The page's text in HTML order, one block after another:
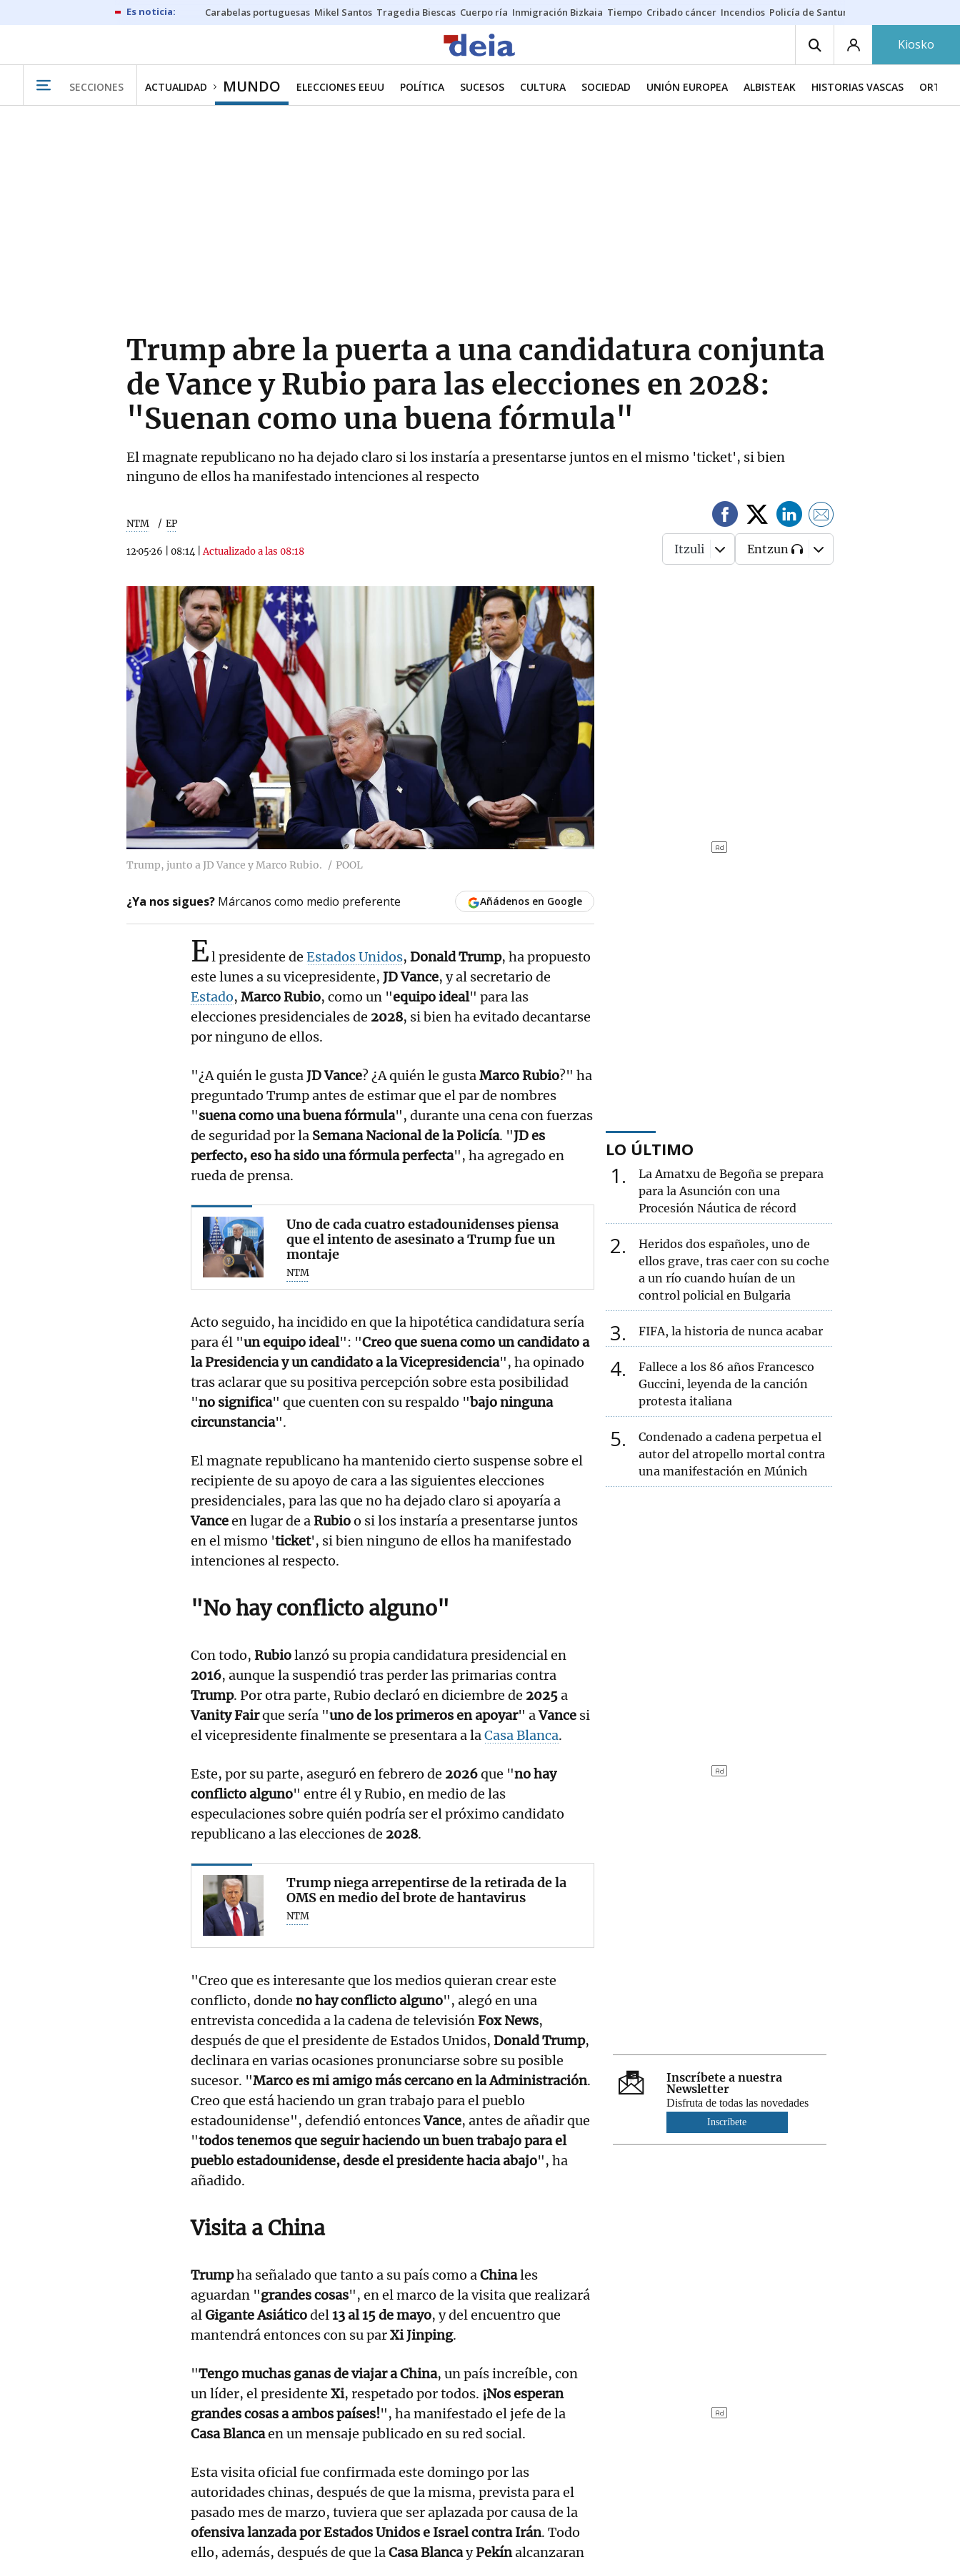
Carabelas portuguesas Mikel Santos Tragedia Biescas Cuerpo ría Inmigración Bizkaia Tiempo Cribado cáncer Incendios Policía de Santurtzi
Kiosko
SECCIONES ACTUALIDAD MUNDO ELECCIONES EEUU POLÍTICA SUCESOS CULTURA SOCIEDAD UNIÓN EUROPEA ALBISTEAK HISTORIAS VASCAS
Trump abre la puerta a una candidatura conjunta
de Vance y Rubio para las elecciones en 2028:
"Suenan como una buena fórmula"
El magnate republicano no ha dejado claro si los instaría a presentarse juntos en el mismo 'ticket', si bien
ninguno de ellos ha manifestado intenciones al respecto
NTM EP
12·05·26 08:14 |Actualizado a las 08:18 Itzuli Entzun
Trump, junto a JD Vance y Marco Rubio. POOL
¿Ya nos sigues? Márcanos como medio preferente Añádenos en Google
El presidente de Estados Unidos, Donald Trump, ha propuesto
este lunes a su vicepresidente, JD Vance, y al secretario de
Estado, Marco Rubio, como un "equipo ideal" para las
elecciones presidenciales de 2028, si bien ha evitado decantarse
por ninguno de ellos.
"¿A quién le gustaJD Vance? ¿A quién le gustaMarco Rubio?" ha
preguntado Trump antes de estimar que el par de nombres
"suena como una buena fórmula", durante una cena con fuerzas
de seguridad por la Semana Nacional de la Policía. "JD es
perfecto, eso ha sido una fórmula perfecta", ha agregado en
rueda de prensa.
Uno de cada cuatro estadounidenses piensa
que el intento de asesinato a Trump fue un
montaje
NTM
Acto seguido, ha incidido en que la hipotética candidatura sería
para él "un equipo ideal": "Creo que suena como un candidato a
la Presidencia y un candidato a la Vicepresidencia", ha opinado
tras aclarar que su positiva percepción sobre esta posibilidad
"no significa" que cuenten con su respaldo "bajo ninguna
circunstancia".
El magnate republicano ha mantenido cierto suspense sobre el
recipiente de su apoyo de cara a las siguientes elecciones
presidenciales, para las que no ha dejado claro si apoyaría a
Vanceen lugar de aRubioo si los instaría a presentarse juntos
en el mismo 'ticket', si bien ninguno de ellos ha manifestado
intenciones al respecto.
"No hay conflicto alguno"
Con todo, Rubiolanzó su propia candidatura presidencial en
2016, aunque la suspendió tras perder las primarias contra
Trump. Por otra parte, Rubio declaró en diciembre de 2025a
Vanity Fairque sería "uno de los primeros en apoyar" aVance si
el vicepresidente finalmente se presentara a laCasa Blanca.
Este, por su parte, aseguró en febrero de 2026que "no hay
conflicto alguno" entre él y Rubio, en medio de las
especulaciones sobre quién podría ser el próximo candidato
republicano a las elecciones de 2028.
Trump niega arrepentirse de la retirada de la
OMS en medio del brote de hantavirus
NTM
"Creo que es interesante que los medios quieran crear este
conflicto, donde no hay conflicto alguno", alegó en una
entrevista concedida a la cadena de televisiónFox News,
después de que el presidente de Estados Unidos, Donald Trump,
declinara en varias ocasiones pronunciarse sobre su posible
sucesor. "Marco es mi amigo más cercano en la Administración.
Creo que está haciendo un gran trabajo para el pueblo
estadounidense", defendió entoncesVance, antes de añadir que
"todos tenemos que seguir haciendo un buen trabajo para el
pueblo estadounidense, desde el presidente hacia abajo", ha
añadido.
Visita a China
Trumpha señalado que tanto a su país como aChinales
aguardan "grandes cosas", en el marco de la visita que realizará
alGigante Asiáticodel13 al 15 de mayo, y del encuentro que
mantendrá entonces con su parXi Jinping.
"Tengo muchas ganas de viajar a China, un país increíble, con
un líder, el presidente Xi, respetado por todos. ¡Nos esperan
grandes cosas a ambos países!", ha manifestado el jefe de la
Casa Blancaen un mensaje publicado en su red social.
Esta visita oficial fue confirmada este domingo por las
autoridades chinas, después de que la misma, prevista para el
pasado mes de marzo, tuviera que ser aplazada por causa de la
ofensiva lanzada por Estados Unidos e Israel contra Irán. Todo
ello, además, después de que laCasa BlancayPekínalcanzaran
LO ÚLTIMO
1
La Amatxu de Begoña se prepara
para la Asunción con una
Procesión Náutica de récord
2
Heridos dos españoles, uno de
ellos grave, tras caer con su coche
a un río cuando huían de un
control policial en Bulgaria
3 FIFA, la historia de nunca acabar
4
Fallece a los 86 años Francesco
Guccini, leyenda de la canción
protesta italiana
5
Condenado a cadena perpetua el
autor del atropello mortal contra
una manifestación en Múnich
Inscríbete a nuestra
Newsletter
Disfruta de todas las novedades
Inscríbete